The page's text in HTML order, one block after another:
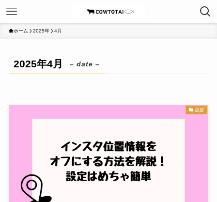
ホーム 2025年 4月
2025年4月 – date –
話題